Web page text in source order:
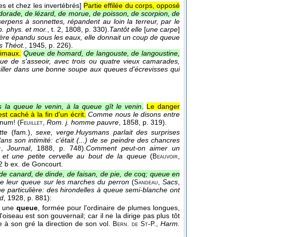
et chez les invertébrés] Partie effilée du corps, opposé
de lézard, de morue, de poisson, de scorpion, de
à sonnettes, répandent au loin la terreur, par le
phys. et mor. , t. 2 , 1808, p. 330). Tantôt elle[une carpe]
épandu sous les eaux, elle donnait un coup de queue
Théot. , 1945 , p. 226).
Queue de homard, de langouste, de langoustine,
de s'asseoir, avec trois ou quatre vieux camarades,
dans une bonne soupe aux queues d'écrevisses qui
la queue le venin, à la queue gît le venin. Le danger
caché à la fin d'un écrit. Comme nous le disons entre
(Feuillet, Rom. j. homme pauvre, 1858, p. 319).
(fam.), sexe, verge.Huysmans parlait des surprises
son intimité: c'était (...) de se peindre des chancres
,Journal, 1888, p. 748).Comment peut-on aimer un
une petite cervelle au bout de la queue(Beauvoir,
b ex. de Goncourt.
canard, de dinde, de faisan, de pie, de coq; queue en
leur queue sur les marches du perron(Sandeau,Sacs,
particulière: des hirondelles à queue semi-blanche ont
, 1928, p. 881):
une queue, formée pour l'ordinaire de plumes longues,
est son gouvernail; car il ne la dirige pas plus tôt
à son gré la direction de son vol. Bern. de St- P., Harm.